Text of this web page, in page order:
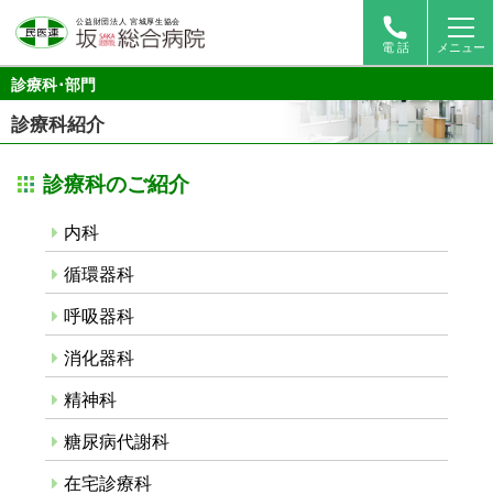
電 話 メニュー
診療科･部門
診療科紹介
診療科のご紹介
内科
循環器科
呼吸器科
消化器科
精神科
糖尿病代謝科
在宅診療科